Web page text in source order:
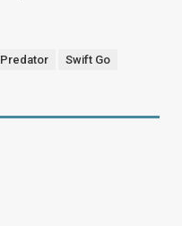
Predator
Swift Go